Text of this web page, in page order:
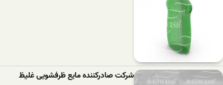
شرکت صادرکننده مایع ظرفشویی غلیظ